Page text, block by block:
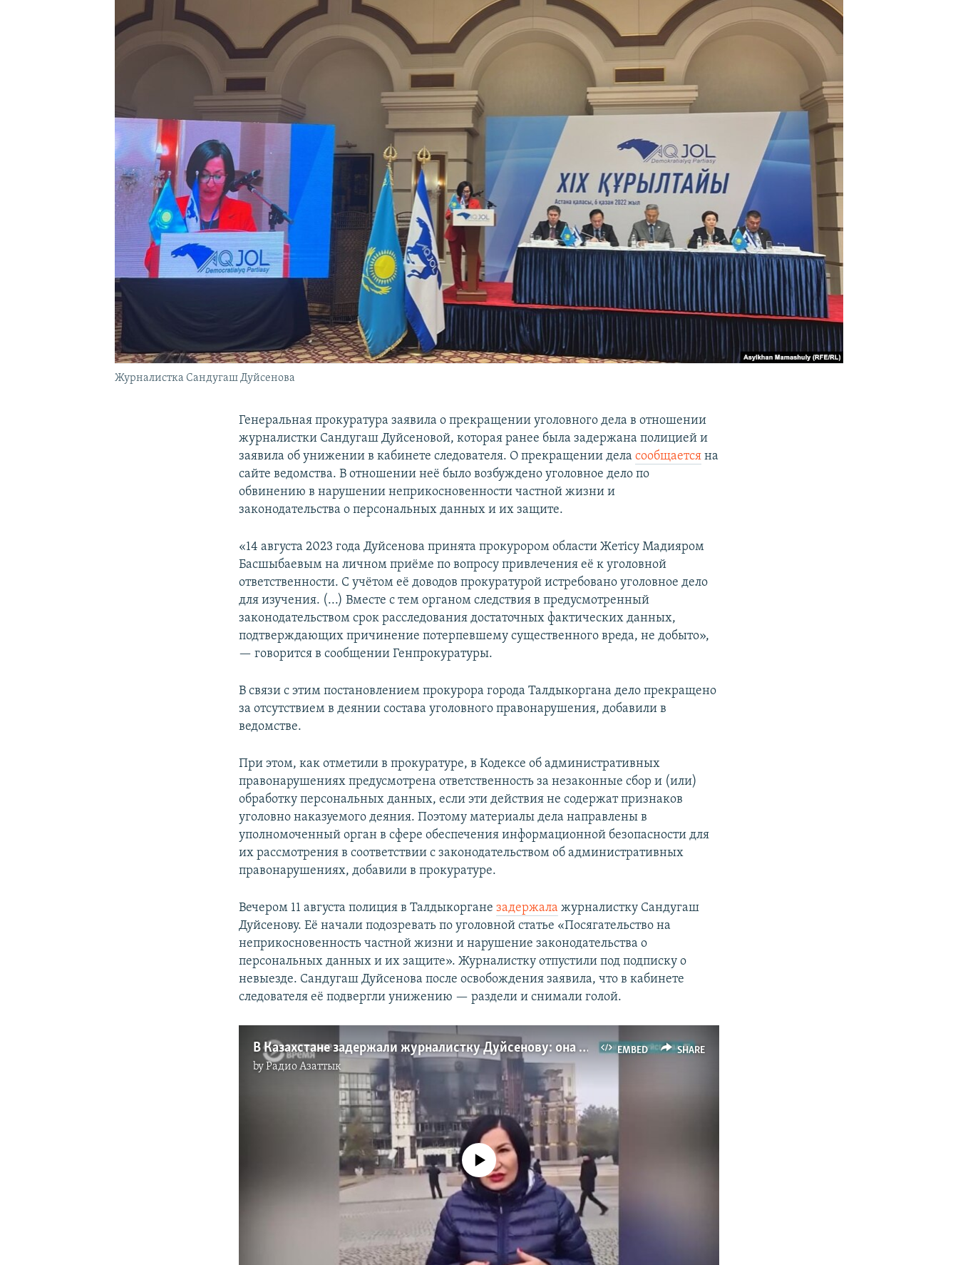
Журналистка Сандугаш Дуйсенова
Генеральная прокуратура заявила о прекращении уголовного дела в отношении
журналистки Сандугаш Дуйсеновой, которая ранее была задержана полицией и
заявила об унижении в кабинете следователя. О прекращении деласообщается на
сайте ведомства. В отношении неё было возбуждено уголовное дело по
обвинению в нарушении неприкосновенности частной жизни и
законодательства о персональных данных и их защите.
«14 августа 2023 года Дуйсенова принята прокурором области Жетісу Мадияром
Басшыбаевым на личном приёме по вопросу привлечения её к уголовной
ответственности. С учётом её доводов прокуратурой истребовано уголовное дело
для изучения. (...) Вместе с тем органом следствия в предусмотренный
законодательством срок расследования достаточных фактических данных,
подтверждающих причинение потерпевшему существенного вреда, не добыто»,
— говорится в сообщении Генпрокуратуры.
В связи с этим постановлением прокурора города Талдыкоргана дело прекращено
за отсутствием в деянии состава уголовного правонарушения, добавили в
ведомстве.
При этом, как отметили в прокуратуре, в Кодексе об административных
правонарушениях предусмотрена ответственность за незаконные сбор и (или)
обработку персональных данных, если эти действия не содержат признаков
уголовно наказуемого деяния. Поэтому материалы дела направлены в
уполномоченный орган в сфере обеспечения информационной безопасности для
их рассмотрения в соответствии с законодательством об административных
правонарушениях, добавили в прокуратуре.
Вечером 11 августа полиция в Талдыкорганезадержала журналистку Сандугаш
Дуйсенову. Её начали подозревать по уголовной статье «Посягательство на
неприкосновенность частной жизни и нарушение законодательства о
персональных данных и их защите». Журналистку отпустили под подписку о
невыезде. Сандугаш Дуйсенова после освобождения заявила, что в кабинете
следователя её подвергли унижению — раздели и снимали голой.
EMBED SHARE
В Казахстане задержали журналистку Дуйсенову: она рассказала, как её раздели и снимали голой на видео в кабинете следователя
byРадио Азаттык
No media source currently available